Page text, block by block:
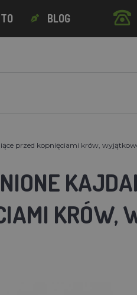
BLOG
przed kopnięciami krów,
KRÓW,